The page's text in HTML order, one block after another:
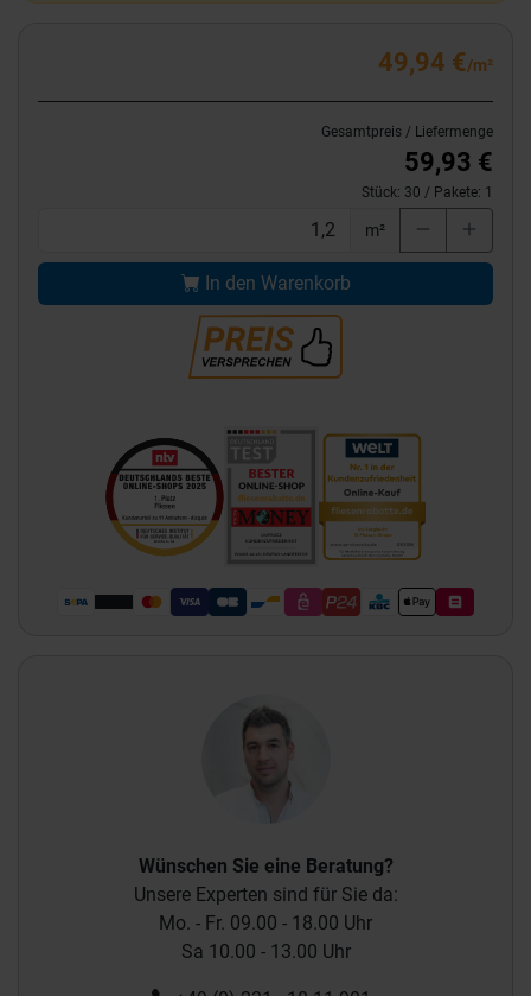
49,94 €/m²
Gesamtpreis / Liefermenge
59,93 €
Stück: 30 / Pakete: 1
m²
In den Warenkorb
Wünschen Sie eine Beratung?
Unsere Experten sind für Sie da:
Mo. - Fr. 09.00 - 18.00 Uhr
Sa 10.00 - 13.00 Uhr